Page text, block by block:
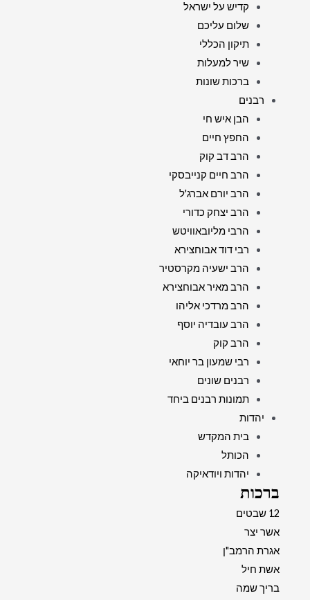
קדיש על ישראל
שלום עליכם
תיקון הכללי
שיר למעלות
ברכות שונות
רבנים
הבן איש חי
החפץ חיים
הרב דב קוק
הרב חיים קנייבסקי
הרב יורם אברג'ל
הרב יצחק כדורי
הרבי מליובאוויטש
רבי דוד אבוחצירא
הרב ישעיה מקרסטיר
הרב מאיר אבוחצירא
הרב מרדכי אליהו
הרב עובדיה יוסף
הרב קוק
רבי שמעון בר יוחאי
רבנים שונים
תמונות רבנים ביחד
יהדות
בית המקדש
הכותל
יהדות ויודאיקה
ברכות
12 שבטים
אשר יצר
אגרת הרמב"ן
אשת חיל
בריך שמה